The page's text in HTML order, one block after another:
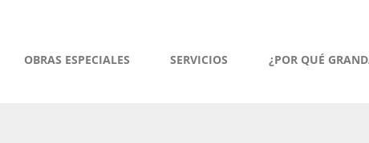
OBRAS ESPECIALES SERVICIOS ¿POR QUÉ